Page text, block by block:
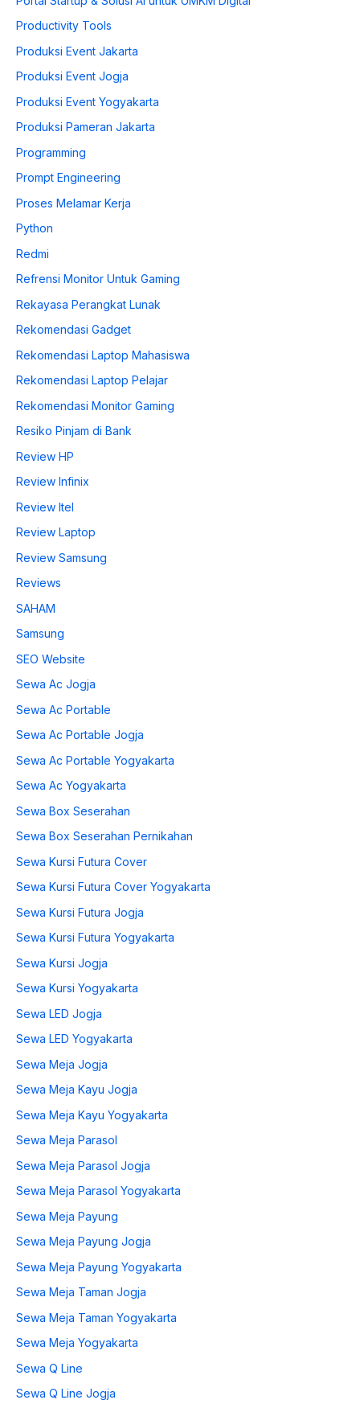
Productivity Tools
Produksi Event Jakarta
Produksi Event Jogja
Produksi Event Yogyakarta
Produksi Pameran Jakarta
Programming
Prompt Engineering
Proses Melamar Kerja
Python
Redmi
Refrensi Monitor Untuk Gaming
Rekayasa Perangkat Lunak
Rekomendasi Gadget
Rekomendasi Laptop Mahasiswa
Rekomendasi Laptop Pelajar
Rekomendasi Monitor Gaming
Resiko Pinjam di Bank
Review HP
Review Infinix
Review Itel
Review Laptop
Review Samsung
Reviews
SAHAM
Samsung
SEO Website
Sewa Ac Jogja
Sewa Ac Portable
Sewa Ac Portable Jogja
Sewa Ac Portable Yogyakarta
Sewa Ac Yogyakarta
Sewa Box Seserahan
Sewa Box Seserahan Pernikahan
Sewa Kursi Futura Cover
Sewa Kursi Futura Cover Yogyakarta
Sewa Kursi Futura Jogja
Sewa Kursi Futura Yogyakarta
Sewa Kursi Jogja
Sewa Kursi Yogyakarta
Sewa LED Jogja
Sewa LED Yogyakarta
Sewa Meja Jogja
Sewa Meja Kayu Jogja
Sewa Meja Kayu Yogyakarta
Sewa Meja Parasol
Sewa Meja Parasol Jogja
Sewa Meja Parasol Yogyakarta
Sewa Meja Payung
Sewa Meja Payung Jogja
Sewa Meja Payung Yogyakarta
Sewa Meja Taman Jogja
Sewa Meja Taman Yogyakarta
Sewa Meja Yogyakarta
Sewa Q Line
Sewa Q Line Jogja